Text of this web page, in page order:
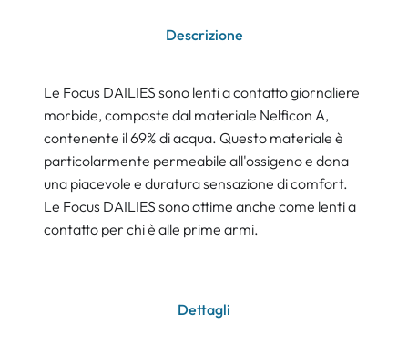
Descrizione
Le Focus DAILIES sono lenti a contatto giornaliere
morbide, composte dal materiale Nelficon A,
contenente il 69% di acqua. Questo materiale è
particolarmente permeabile all'ossigeno e dona
una piacevole e duratura sensazione di comfort.
Le Focus DAILIES sono ottime anche come lenti a
contatto per chi è alle prime armi.
Dettagli